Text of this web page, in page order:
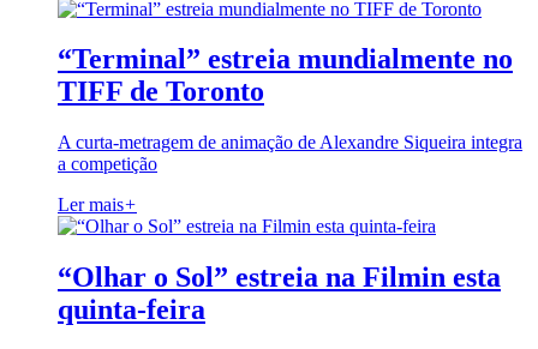
“Terminal” estreia mundialmente no
TIFF de Toronto
A curta-metragem de animação de Alexandre Siqueira integra
a competição
Ler mais+
“Olhar o Sol” estreia na Filmin esta
quinta-feira